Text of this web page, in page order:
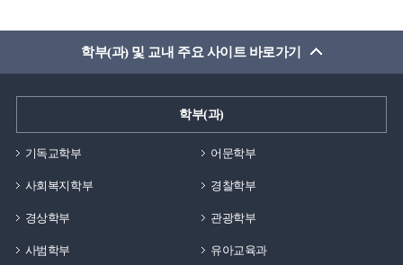
학부(과) 및 교내 주요 사이트 바로가기
학부(과)
기독교학부 어문학부
사회복지학부 경찰학부
경상학부 관광학부
사범학부 유아교육과